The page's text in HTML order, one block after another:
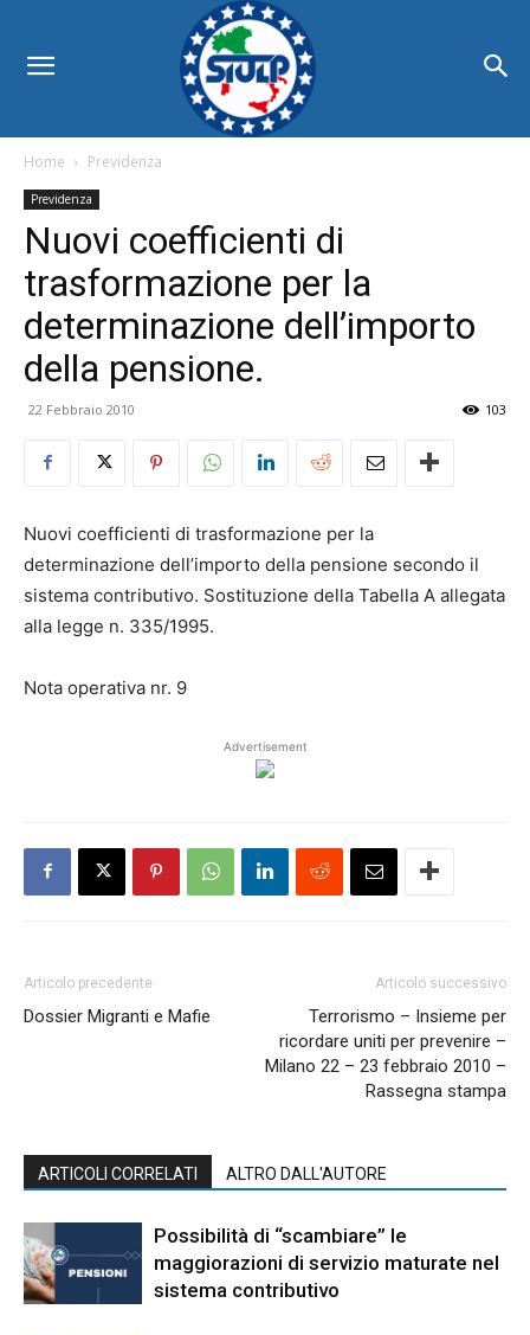
Home Previdenza
Previdenza
Nuovi coefficienti di
trasformazione per la
determinazione dell’importo
della pensione.
22 Febbraio 2010 103
Nuovi coefficienti di trasformazione per la
determinazione dell’importo della pensione secondo il
sistema contributivo. Sostituzione della Tabella A allegata
alla legge n. 335/1995.
Nota operativa nr. 9
Advertisement
Articolo precedente
Dossier Migranti e Mafie
Articolo successivo
Terrorismo – Insieme per
ricordare uniti per prevenire –
Milano 22 – 23 febbraio 2010 –
Rassegna stampa
ARTICOLI CORRELATI ALTRO DALL'AUTORE
Possibilità di “scambiare” le
maggiorazioni di servizio maturate nel
sistema contributivo